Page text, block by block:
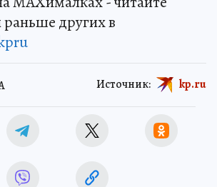
других в
Источник: kp.ru